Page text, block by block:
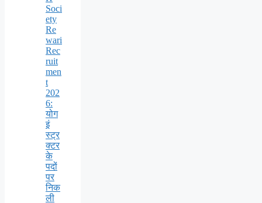
Soci
ety
Re
wari
Rec
ruit
men
t
202
6:
योग
इं
स्ट्र
क्टर
के
पदों
पर
निक
ली